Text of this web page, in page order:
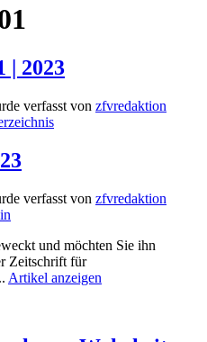
| 2023
verfasst von zfvredaktion
verfasst von zfvredaktion
und möchten Sie ihn
Zeitschrift für
Artikel anzeigen